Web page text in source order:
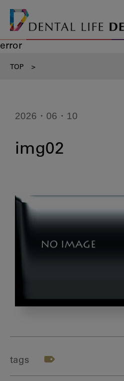
error
TOP >
2026・06・10
img02
tags